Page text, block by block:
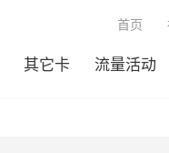
其它卡 流量活动
首页